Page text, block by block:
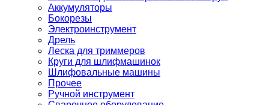
Аккумуляторы
Бокорезы
Электроинструмент
Дрель
Леска для триммеров
Круги для шлифмашинок
Шлифовальные машины
Прочее
Ручной инструмент